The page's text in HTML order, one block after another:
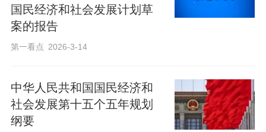
国民经济和社会发展计划草
案的报告
第一看点 2026-3-14
中华人民共和国国民经济和
社会发展第十五个五年规划
纲要